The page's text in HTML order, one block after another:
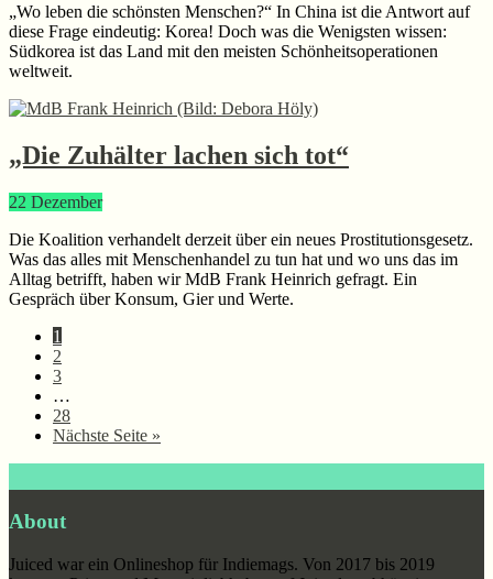
„Wo leben die schönsten Menschen?“ In China ist die Antwort auf
diese Frage eindeutig: Korea! Doch was die Wenigsten wissen:
Südkorea ist das Land mit den meisten Schönheitsoperationen
weltweit.
„Die Zuhälter lachen sich tot“
22 Dezember
Die Koalition verhandelt derzeit über ein neues Prostitutionsgesetz.
Was das alles mit Menschenhandel zu tun hat und wo uns das im
Alltag betrifft, haben wir MdB Frank Heinrich gefragt. Ein
Gespräch über Konsum, Gier und Werte.
Seite
1
Seite
2
Seite
3
Zwischenseiten
…
Seite
28
Nächste Seite aufrufen
»
About
Juiced war ein Onlineshop für Indiemags. Von 2017 bis 2019